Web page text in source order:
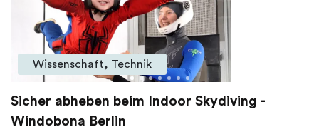
Wissenschaft, Technik
Sicher abheben beim Indoor Skydiving -
Windobona Berlin